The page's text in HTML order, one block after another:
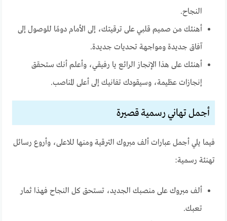
النجاح.
أهنئك من صميم قلبي على ترقيتك، إلى الأمام دومًا للوصول إلى
آفاق جديدة ومواجهة تحديات جديدة.
أهنئك على هذا الإنجاز الرائع يا رفيقي، وأعلم أنك ستحقق
إنجازات عظيمة، وسيقودك تفانيك إلى أعلى المناصب.
أجمل تهاني رسمية قصيرة
فيما يلي أجمل عبارات ألف مبروك الترقية ومنها للاعلى، وأروع رسائل
تهنئة رسمية:
ألف مبروك على منصبك الجديد، تستحق كل النجاح فهذا ثمار
تعبك.